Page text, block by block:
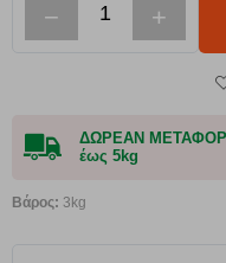
− +
ΔΩΡΕΑΝ
έως 5kg
Βάρος: 3kg